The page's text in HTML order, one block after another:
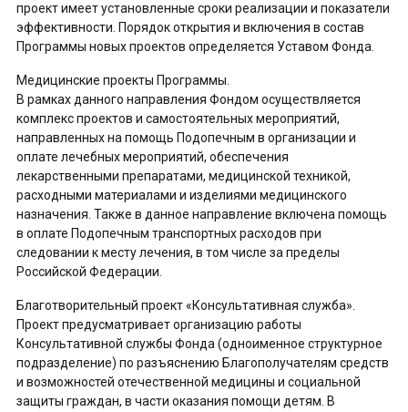
проект имеет установленные сроки реализации и показатели
эффективности. Порядок открытия и включения в состав
Программы новых проектов определяется Уставом Фонда.
Медицинские проекты Программы.
В рамках данного направления Фондом осуществляется
комплекс проектов и самостоятельных мероприятий,
направленных на помощь Подопечным в организации и
оплате лечебных мероприятий, обеспечения
лекарственными препаратами, медицинской техникой,
расходными материалами и изделиями медицинского
назначения. Также в данное направление включена помощь
в оплате Подопечным транспортных расходов при
следовании к месту лечения, в том числе за пределы
Российской Федерации.
Благотворительный проект «Консультативная служба».
Проект предусматривает организацию работы
Консультативной службы Фонда (одноименное структурное
подразделение) по разъяснению Благополучателям средств
и возможностей отечественной медицины и социальной
защиты граждан, в части оказания помощи детям. В